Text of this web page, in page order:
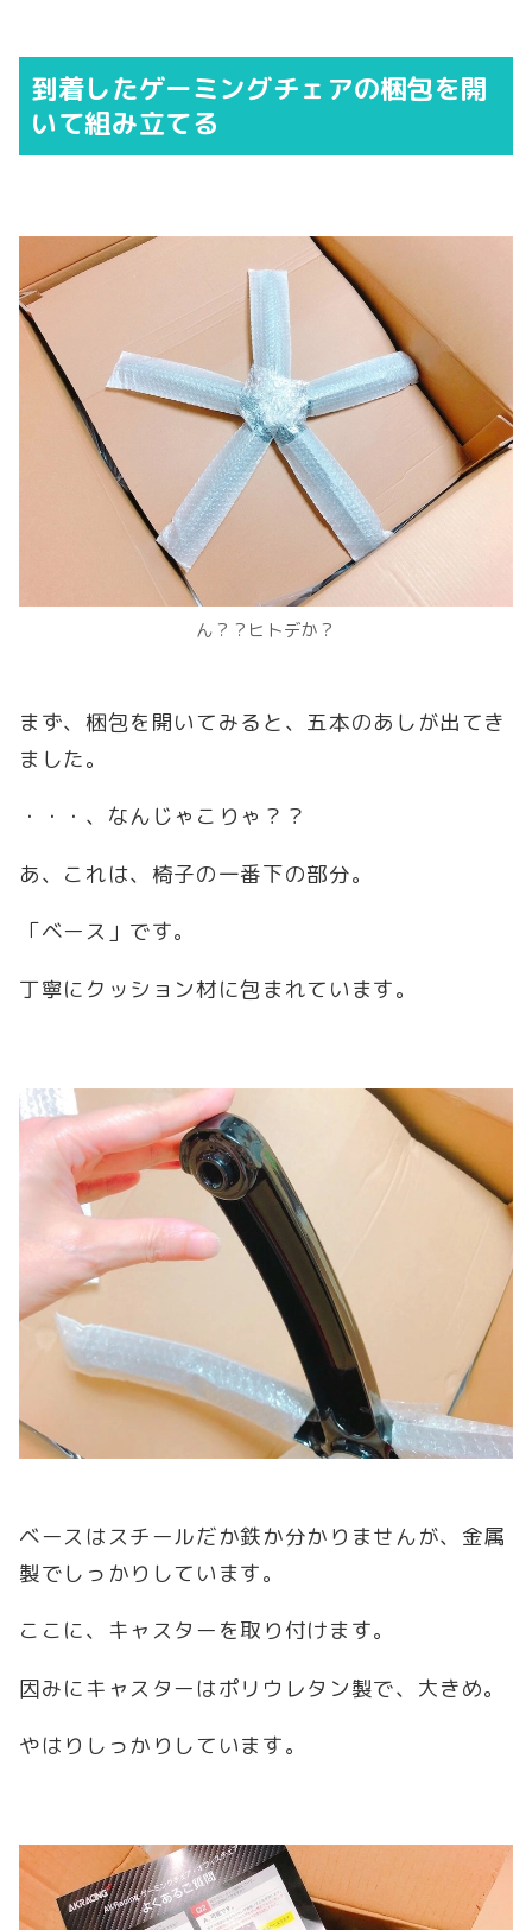
到着したゲーミングチェアの梱包を開
いて組み立てる
ん？？ヒトデか？
まず、梱包を開いてみると、五本のあしが出てき
ました。
・・・、なんじゃこりゃ？？
あ、これは、椅子の一番下の部分。
「ベース」です。
丁寧にクッション材に包まれています。
ベースはスチールだか鉄か分かりませんが、金属
製でしっかりしています。
ここに、キャスターを取り付けます。
因みにキャスターはポリウレタン製で、大きめ。
やはりしっかりしています。